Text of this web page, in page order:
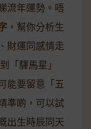
流年運勢。唔
，幫你分析生
財運同感情走
「驛馬星」
能要留意「五
準啲，可以試
出生時辰同天